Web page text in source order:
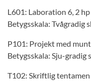
L601: Laboration 6, 2 hp
Betygsskala: Tvågradig
P101: Projekt med
Betygsskala: Sju-gradig
T102: Skriftlig tentamen